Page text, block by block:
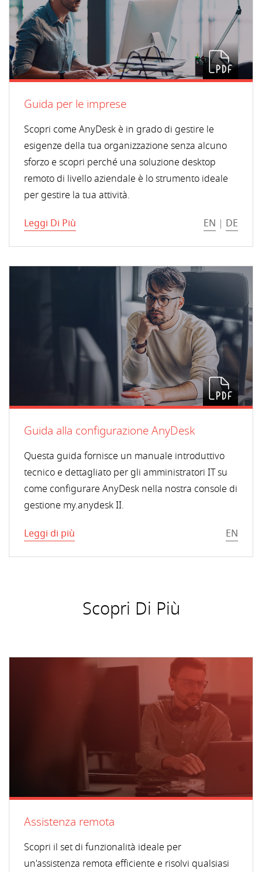
Guida per le imprese
Scopri come AnyDesk è in grado di gestire le
esigenze della tua organizzazione senza alcuno
sforzo e scopri perché una soluzione desktop
remoto di livello aziendale è lo strumento ideale
per gestire la tua attività.
Leggi Di Più
EN | DE
Guida alla configurazione AnyDesk
Questa guida fornisce un manuale introduttivo
tecnico e dettagliato per gli amministratori IT su
come configurare AnyDesk nella nostra console di
gestione my.anydesk II.
Leggi di più
EN
Scopri Di Più
Assistenza remota
Scopri il set di funzionalità ideale per
un'assistenza remota efficiente e risolvi qualsiasi